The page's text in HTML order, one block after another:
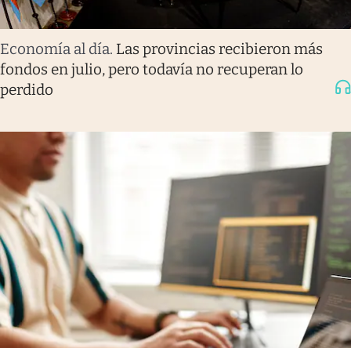
Economía al día. Las provincias recibieron más
fondos en julio, pero todavía no recuperan lo
perdido